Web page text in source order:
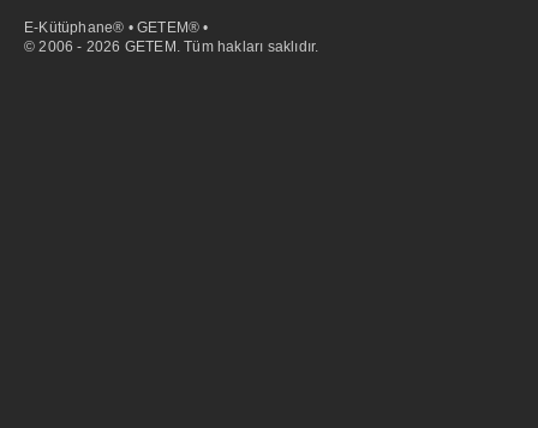
E-Kütüphane® • GETEM® •
© 2006 - 2026 GETEM. Tüm hakları saklıdır.